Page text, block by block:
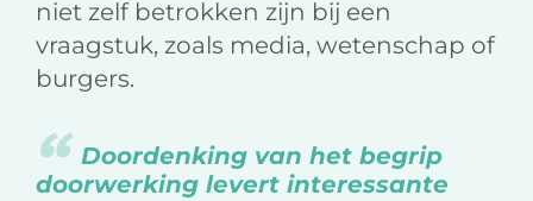
niet zelf betrokken zijn bij een
vraagstuk, zoals media, wetenschap of
burgers.
Doordenking van het begrip
doorwerking levert interessante